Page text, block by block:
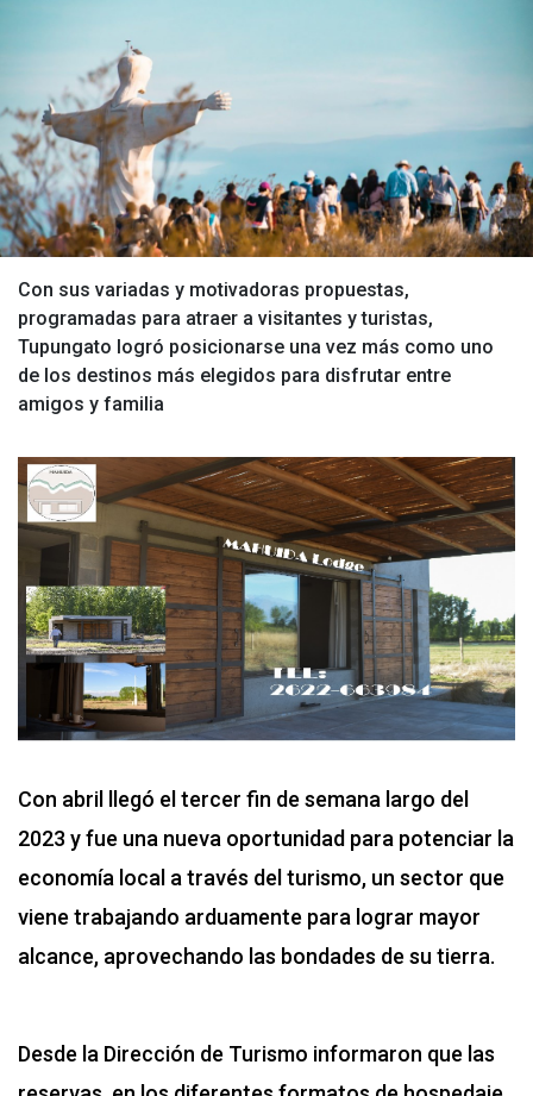
Con sus variadas y motivadoras propuestas,
programadas para atraer a visitantes y turistas,
Tupungato logró posicionarse una vez más como uno
de los destinos más elegidos para disfrutar entre
amigos y familia
Con abril llegó el tercer fin de semana largo del
2023 y fue una nueva oportunidad para potenciar la
economía local a través del turismo, un sector que
viene trabajando arduamente para lograr mayor
alcance, aprovechando las bondades de su tierra.
Desde la Dirección de Turismo informaron que las